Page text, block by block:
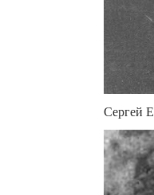
Сергей